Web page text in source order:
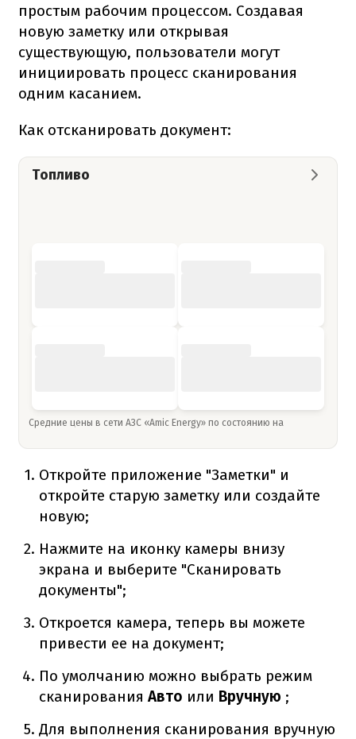
простым рабочим процессом. Создавая
новую заметку или открывая
существующую, пользователи могут
инициировать процесс сканирования
одним касанием.
Как отсканировать документ:
Топливо
Средние цены в сети АЗС «Amic Energy» по состоянию на
Откройте приложение "Заметки" и
откройте старую заметку или создайте
новую;
Нажмите на иконку камеры внизу
экрана и выберите "Сканировать
документы";
Откроется камера, теперь вы можете
привести ее на документ;
По умолчанию можно выбрать режим
сканирования Авто или Вручную ;
Для выполнения сканирования вручную